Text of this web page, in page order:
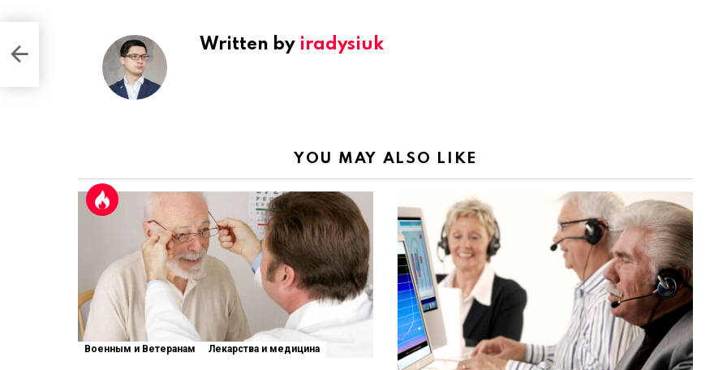
Written by iradysiuk
YOU MAY ALSO LIKE
Военным и Ветеранам Лекарства и медицина